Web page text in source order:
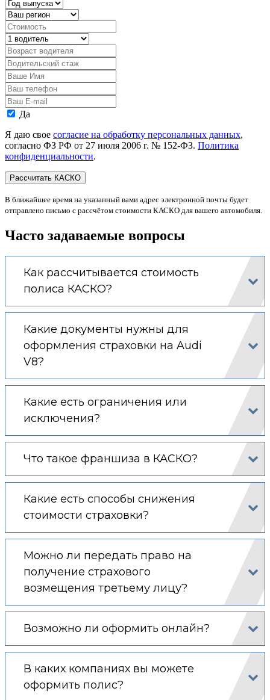
авто
выпуска
Регион
Стоимость,
руб.
Водитель
Возраст
водителя
Водительский
стаж
Ваше
Имя
Ваш
телефон
Ваш
E-
mail
Персональные
Да
Я даю свое согласие на обработку персональных данных,
согласно ФЗ РФ от 27 июля 2006 г. № 152-ФЗ. Политика
конфиденциальности.
В ближайшее время на указанный вами адрес электронной почты будет
отправлено письмо с рассчётом стоимости КАСКО для вашего автомобиля.
Часто задаваемые вопросы
Как рассчитывается стоимость
полиса КАСКО?
Какие документы нужны для
оформления страховки на Audi
V8?
Какие есть ограничения или
исключения?
Что такое франшиза в КАСКО?
Какие есть способы снижения
стоимости страховки?
Можно ли передать право на
получение страхового
возмещения третьему лицу?
Возможно ли оформить онлайн?
В каких компаниях вы можете
оформить полис?